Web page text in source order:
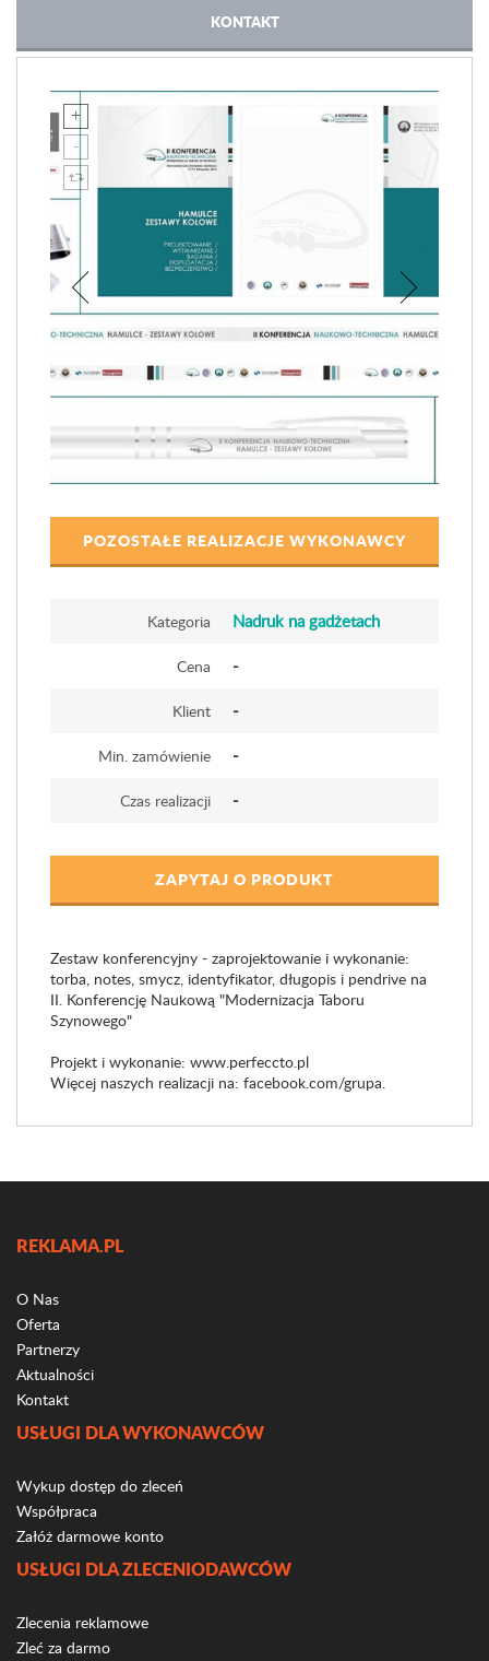
KONTAKT
POZOSTAŁE REALIZACJE WYKONAWCY
Kategoria Nadruk na gadżetach
Cena -
Klient -
Min. zamówienie -
Czas realizacji -
ZAPYTAJ O PRODUKT
Zestaw konferencyjny - zaprojektowanie i wykonanie:
torba, notes, smycz, identyfikator, długopis i pendrive na
II. Konferencję Naukową "Modernizacja Taboru
Szynowego"
Projekt i wykonanie: www.perfeccto.pl
Więcej naszych realizacji na: facebook.com/grupa.
REKLAMA.PL
O Nas
Oferta
Partnerzy
Aktualności
Kontakt
USŁUGI DLA WYKONAWCÓW
Wykup dostęp do zleceń
Współpraca
Załóż darmowe konto
USŁUGI DLA ZLECENIODAWCÓW
Zlecenia reklamowe
Zleć za darmo